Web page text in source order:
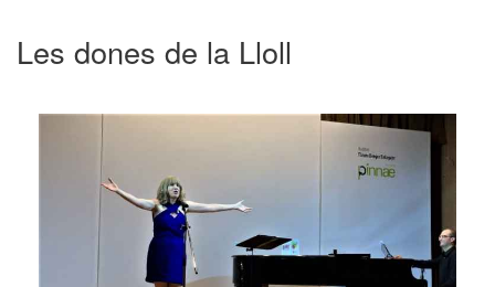
Les dones de la Lloll